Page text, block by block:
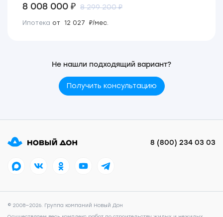
8 008 000 ₽ 8 299 200 ₽
Ипотека от 12 027 ₽/мес.
Не нашли подходящий вариант?
Получить консультацию
8 (800) 234 03 03
© 2008—2026. Группа компаний Новый Дон